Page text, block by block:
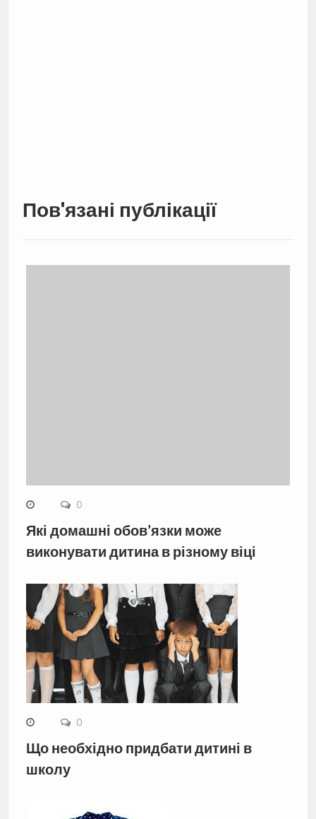
Пов'язані публікації
0
Які домашні обов’язки може
виконувати дитина в різному віці
0
Що необхідно придбати дитині в
школу